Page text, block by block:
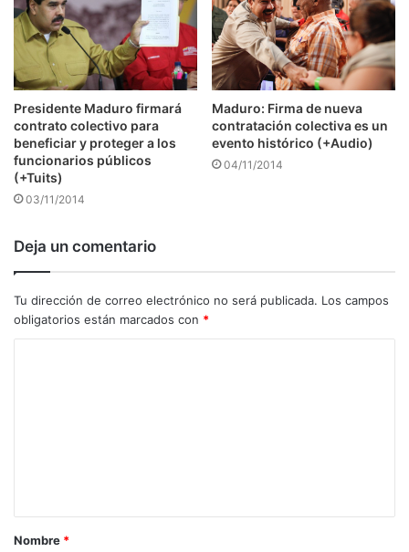
Presidente Maduro firmará
contrato colectivo para
beneficiar y proteger a los
funcionarios públicos
(+Tuits)
03/11/2014
Maduro: Firma de nueva
contratación colectiva es un
evento histórico (+Audio)
04/11/2014
Deja un comentario
Tu dirección de correo electrónico no será publicada. Los campos
obligatorios están marcados con *
a
r
Nombre *